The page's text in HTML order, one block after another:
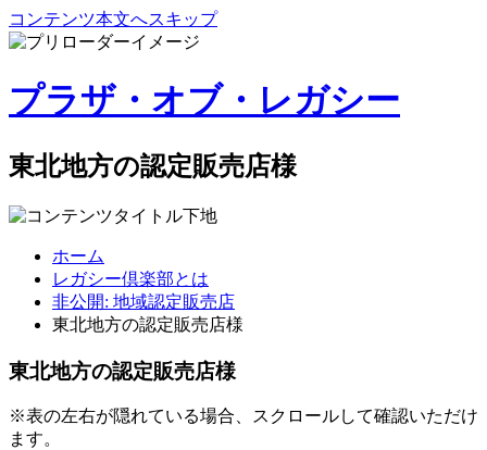
コンテンツ本文へスキップ
プラザ・オブ・レガシー
東北地方の認定販売店様
ホーム
レガシー倶楽部とは
非公開: 地域認定販売店
東北地方の認定販売店様
東北地方の認定販売店様
※表の左右が隠れている場合、スクロールして確認いただけ
ます。